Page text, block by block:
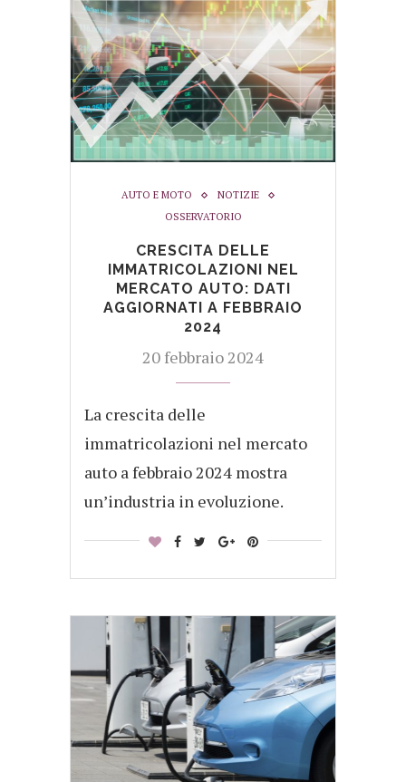
AUTO E MOTO
NOTIZIE
OSSERVATORIO
CRESCITA DELLE
IMMATRICOLAZIONI NEL
MERCATO AUTO: DATI
AGGIORNATI A FEBBRAIO
2024
20 febbraio 2024
La crescita delle
immatricolazioni nel mercato
auto a febbraio 2024 mostra
un’industria in evoluzione.